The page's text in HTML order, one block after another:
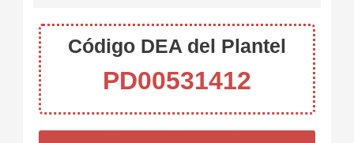
Código DEA del Plantel
PD00531412